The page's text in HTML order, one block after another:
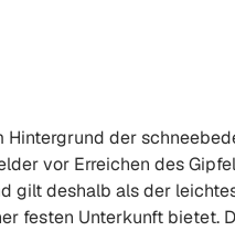
der
vor Erreichen des
deshalb als der
festen Unterkunft bietet.